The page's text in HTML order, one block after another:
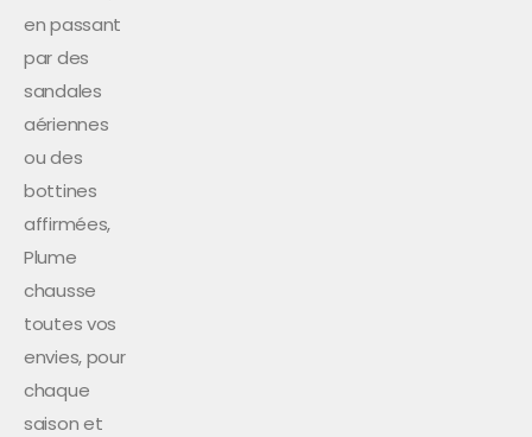
en passant
par des
sandales
aériennes
ou des
bottines
affirmées,
Plume
chausse
toutes vos
envies, pour
chaque
saison et